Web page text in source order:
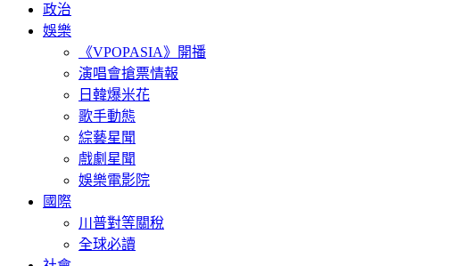
政治
娛樂
《VPOPASIA》開播
演唱會搶票情報
日韓爆米花
歌手動態
綜藝星聞
戲劇星聞
娛樂電影院
國際
川普對等關稅
全球必讀